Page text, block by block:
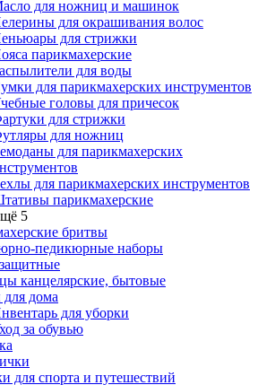
для ножниц и машинок
для окрашивания волос
для стрижки
парикмахерские
для воды
для парикмахерских инструментов
головы для причесок
для стрижки
для ножниц
для парикмахерских
для парикмахерских инструментов
парикмахерские
5
бритвы
педикюрные наборы
канцелярские, бытовые
дома
для уборки
за обувью